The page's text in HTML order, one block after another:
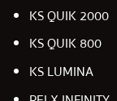
KS QUIK 2000
KS QUIK 800
KS LUMINA